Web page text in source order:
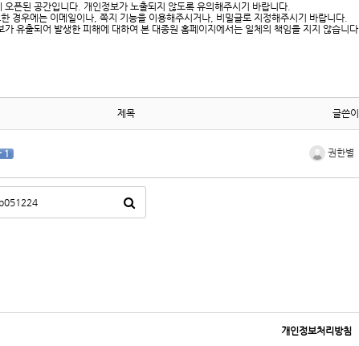
오픈된 공간입니다. 개인정보가 노출되지 않도록 유의해주시기 바랍니다.
경우에는 이메일이나, 쪽지 기능을 이용해주시거나, 비밀글로 지정해주시기 바랍니다.
가 유출되어 발생한 피해에 대하여 본 대종원 홈페이지에서는 일체의 책임을 지지 않습니다.
제목 글쓴이
1 권한별
개인정보처리방침